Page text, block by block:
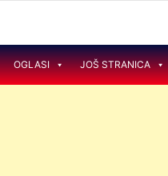
OGLASI JOŠ STRANICA